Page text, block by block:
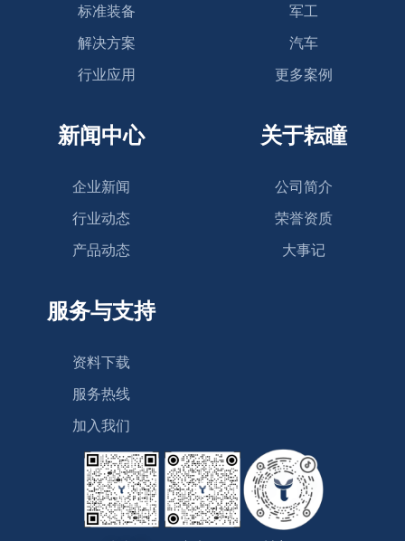
标准装备
解决方案
行业应用
军工
汽车
更多案例
新闻中心
企业新闻
行业动态
产品动态
关于耘瞳
公司简介
荣誉资质
大事记
服务与支持
资料下载
服务热线
加入我们